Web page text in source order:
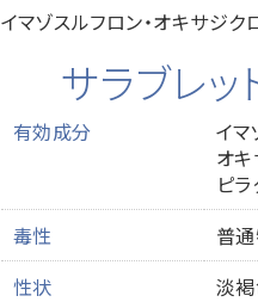
イマゾスルフロン・オキサジ
サラブレ
有効成分
イマ
オ
ピラ
毒性
普
性状
淡